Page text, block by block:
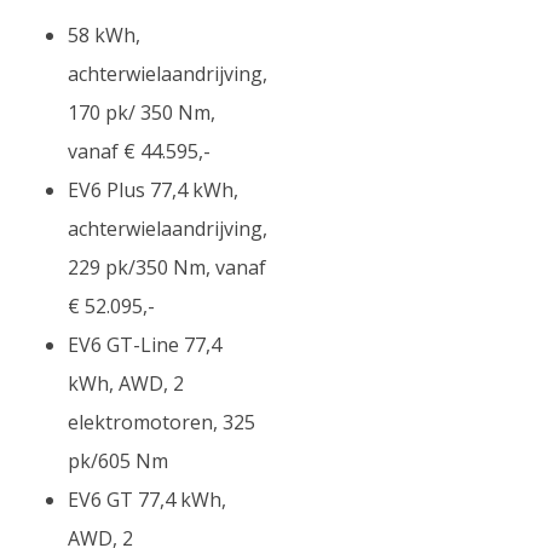
58 kWh,
achterwielaandrijving,
170 pk/ 350 Nm,
vanaf € 44.595,-
EV6 Plus 77,4 kWh,
achterwielaandrijving,
229 pk/350 Nm, vanaf
€ 52.095,-
EV6 GT-Line 77,4
kWh, AWD, 2
elektromotoren, 325
pk/605 Nm
EV6 GT 77,4 kWh,
AWD, 2